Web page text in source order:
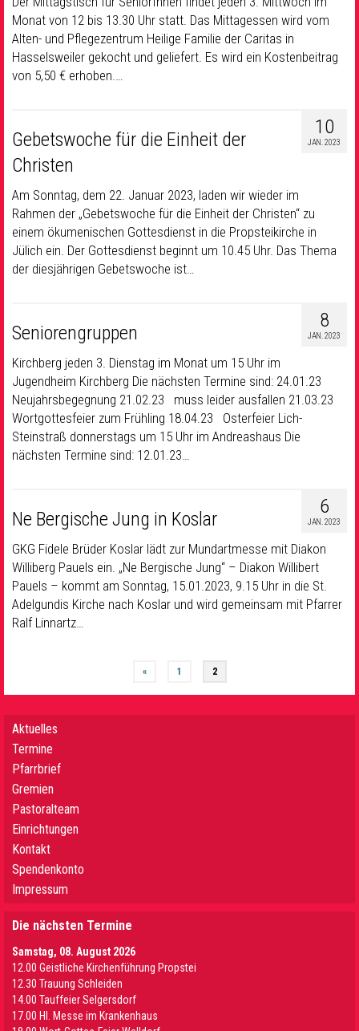
Monat von 12 bis 13.30 Uhr statt. Das Mittagessen wird vom
Alten- und Pflegezentrum Heilige Familie der Caritas in
Hasselsweiler gekocht und geliefert. Es wird ein Kostenbeitrag
von 5,50 € erhoben.…
10
JAN. 2023
Gebetswoche für die Einheit der
Christen
Am Sonntag, dem 22. Januar 2023, laden wir wieder im
Rahmen der „Gebetswoche für die Einheit der Christen“ zu
einem ökumenischen Gottesdienst in die Propsteikirche in
Jülich ein. Der Gottesdienst beginnt um 10.45 Uhr. Das Thema
der diesjährigen Gebetswoche ist…
8
JAN. 2023
Seniorengruppen
Kirchberg jeden 3. Dienstag im Monat um 15 Uhr im
Jugendheim Kirchberg Die nächsten Termine sind: 24.01.23
Neujahrsbegegnung 21.02.23 muss leider ausfallen 21.03.23
Wortgottesfeier zum Frühling 18.04.23 Osterfeier Lich-
Steinstraß donnerstags um 15 Uhr im Andreashaus Die
nächsten Termine sind: 12.01.23…
6
JAN. 2023
Ne Bergische Jung in Koslar
GKG Fidele Brüder Koslar lädt zur Mundartmesse mit Diakon
Williberg Pauels ein. „Ne Bergische Jung“ – Diakon Willibert
Pauels – kommt am Sonntag, 15.01.2023, 9.15 Uhr in die St.
Adelgundis Kirche nach Koslar und wird gemeinsam mit Pfarrer
Ralf Linnartz…
« 1 2
Aktuelles
Termine
Pfarrbrief
Gremien
Pastoralteam
Einrichtungen
Kontakt
Spendenkonto
Impressum
Die nächsten Termine
Samstag, 08. August 2026
12.00 Geistliche Kirchenführung Propstei
12.30 Trauung Schleiden
14.00 Tauffeier Selgersdorf
17.00 Hl. Messe im Krankenhaus